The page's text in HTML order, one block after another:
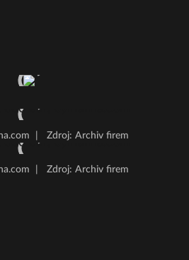
Zdroj: Archiv firem
Zdroj: Archiv firem